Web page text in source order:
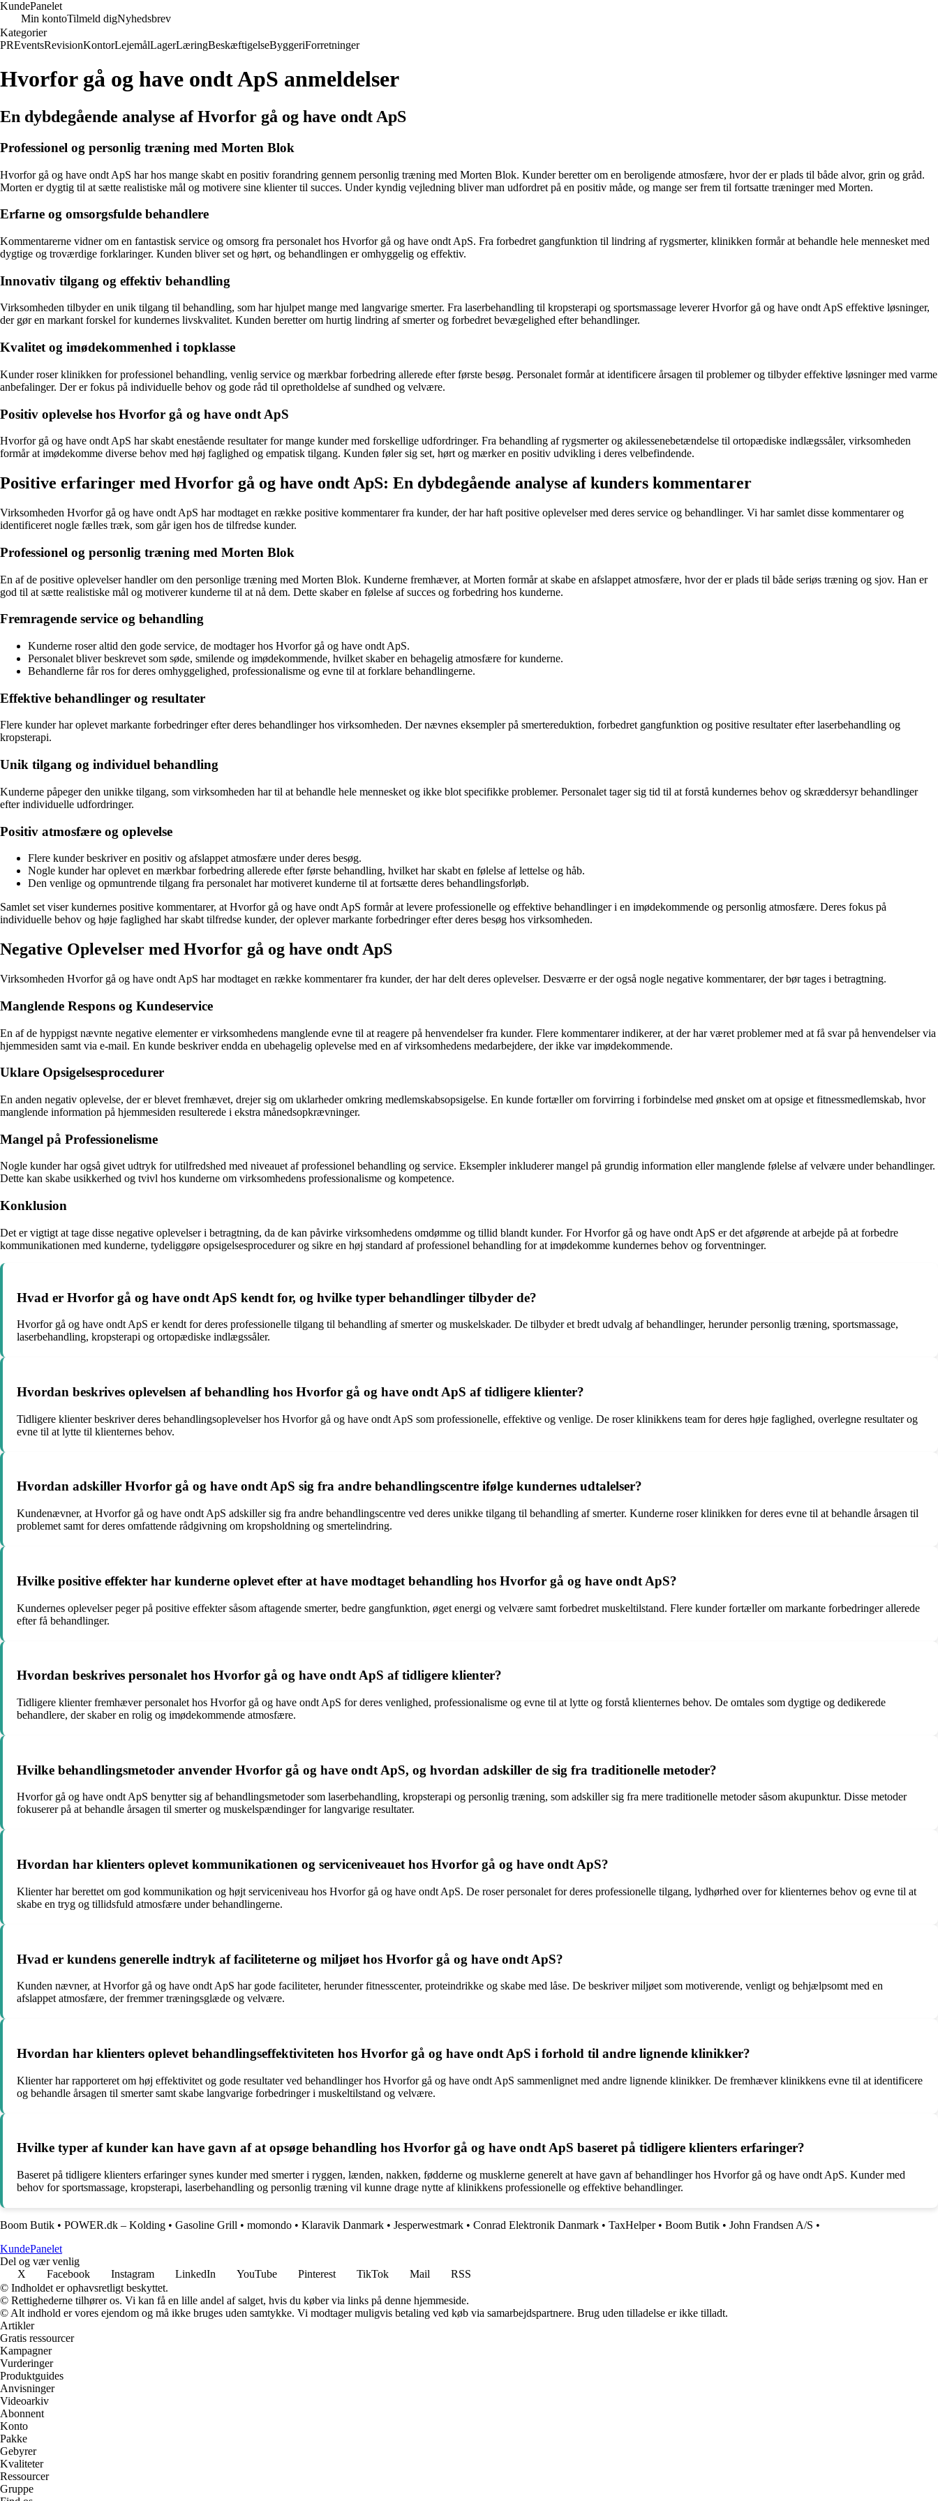
KundePanelet
Min kontoTilmeld digNyhedsbrev
Kategorier
PREventsRevisionKontorLejemålLagerLæringBeskæftigelseByggeriForretninger
Hvorfor gå og have ondt ApS anmeldelser
En dybdegående analyse af Hvorfor gå og have ondt ApS
Professionel og personlig træning med Morten Blok
Hvorfor gå og have ondt ApS har hos mange skabt en positiv forandring gennem personlig træning med Morten Blok. Kunder beretter om en beroligende atmosfære, hvor der er plads til både alvor, grin og gråd.
Morten er dygtig til at sætte realistiske mål og motivere sine klienter til succes. Under kyndig vejledning bliver man udfordret på en positiv måde, og mange ser frem til fortsatte træninger med Morten.
Erfarne og omsorgsfulde behandlere
Kommentarerne vidner om en fantastisk service og omsorg fra personalet hos Hvorfor gå og have ondt ApS. Fra forbedret gangfunktion til lindring af rygsmerter, klinikken formår at behandle hele mennesket med
dygtige og troværdige forklaringer. Kunden bliver set og hørt, og behandlingen er omhyggelig og effektiv.
Innovativ tilgang og effektiv behandling
Virksomheden tilbyder en unik tilgang til behandling, som har hjulpet mange med langvarige smerter. Fra laserbehandling til kropsterapi og sportsmassage leverer Hvorfor gå og have ondt ApS effektive løsninger,
der gør en markant forskel for kundernes livskvalitet. Kunden beretter om hurtig lindring af smerter og forbedret bevægelighed efter behandlinger.
Kvalitet og imødekommenhed i topklasse
Kunder roser klinikken for professionel behandling, venlig service og mærkbar forbedring allerede efter første besøg. Personalet formår at identificere årsagen til problemer og tilbyder effektive løsninger med varme
anbefalinger. Der er fokus på individuelle behov og gode råd til opretholdelse af sundhed og velvære.
Positiv oplevelse hos Hvorfor gå og have ondt ApS
Hvorfor gå og have ondt ApS har skabt enestående resultater for mange kunder med forskellige udfordringer. Fra behandling af rygsmerter og akilessenebetændelse til ortopædiske indlægssåler, virksomheden
formår at imødekomme diverse behov med høj faglighed og empatisk tilgang. Kunden føler sig set, hørt og mærker en positiv udvikling i deres velbefindende.
Positive erfaringer med Hvorfor gå og have ondt ApS: En dybdegående analyse af kunders kommentarer
Virksomheden Hvorfor gå og have ondt ApS har modtaget en række positive kommentarer fra kunder, der har haft positive oplevelser med deres service og behandlinger. Vi har samlet disse kommentarer og
identificeret nogle fælles træk, som går igen hos de tilfredse kunder.
Professionel og personlig træning med Morten Blok
En af de positive oplevelser handler om den personlige træning med Morten Blok. Kunderne fremhæver, at Morten formår at skabe en afslappet atmosfære, hvor der er plads til både seriøs træning og sjov. Han er
god til at sætte realistiske mål og motiverer kunderne til at nå dem. Dette skaber en følelse af succes og forbedring hos kunderne.
Fremragende service og behandling
Kunderne roser altid den gode service, de modtager hos Hvorfor gå og have ondt ApS.
Personalet bliver beskrevet som søde, smilende og imødekommende, hvilket skaber en behagelig atmosfære for kunderne.
Behandlerne får ros for deres omhyggelighed, professionalisme og evne til at forklare behandlingerne.
Effektive behandlinger og resultater
Flere kunder har oplevet markante forbedringer efter deres behandlinger hos virksomheden. Der nævnes eksempler på smertereduktion, forbedret gangfunktion og positive resultater efter laserbehandling og
kropsterapi.
Unik tilgang og individuel behandling
Kunderne påpeger den unikke tilgang, som virksomheden har til at behandle hele mennesket og ikke blot specifikke problemer. Personalet tager sig tid til at forstå kundernes behov og skræddersyr behandlinger
efter individuelle udfordringer.
Positiv atmosfære og oplevelse
Flere kunder beskriver en positiv og afslappet atmosfære under deres besøg.
Nogle kunder har oplevet en mærkbar forbedring allerede efter første behandling, hvilket har skabt en følelse af lettelse og håb.
Den venlige og opmuntrende tilgang fra personalet har motiveret kunderne til at fortsætte deres behandlingsforløb.
Samlet set viser kundernes positive kommentarer, at Hvorfor gå og have ondt ApS formår at levere professionelle og effektive behandlinger i en imødekommende og personlig atmosfære. Deres fokus på
individuelle behov og høje faglighed har skabt tilfredse kunder, der oplever markante forbedringer efter deres besøg hos virksomheden.
Negative Oplevelser med Hvorfor gå og have ondt ApS
Virksomheden Hvorfor gå og have ondt ApS har modtaget en række kommentarer fra kunder, der har delt deres oplevelser. Desværre er der også nogle negative kommentarer, der bør tages i betragtning.
Manglende Respons og Kundeservice
En af de hyppigst nævnte negative elementer er virksomhedens manglende evne til at reagere på henvendelser fra kunder. Flere kommentarer indikerer, at der har været problemer med at få svar på henvendelser via
hjemmesiden samt via e-mail. En kunde beskriver endda en ubehagelig oplevelse med en af virksomhedens medarbejdere, der ikke var imødekommende.
Uklare Opsigelsesprocedurer
En anden negativ oplevelse, der er blevet fremhævet, drejer sig om uklarheder omkring medlemskabsopsigelse. En kunde fortæller om forvirring i forbindelse med ønsket om at opsige et fitnessmedlemskab, hvor
manglende information på hjemmesiden resulterede i ekstra månedsopkrævninger.
Mangel på Professionelisme
Nogle kunder har også givet udtryk for utilfredshed med niveauet af professionel behandling og service. Eksempler inkluderer mangel på grundig information eller manglende følelse af velvære under behandlinger.
Dette kan skabe usikkerhed og tvivl hos kunderne om virksomhedens professionalisme og kompetence.
Konklusion
Det er vigtigt at tage disse negative oplevelser i betragtning, da de kan påvirke virksomhedens omdømme og tillid blandt kunder. For Hvorfor gå og have ondt ApS er det afgørende at arbejde på at forbedre
kommunikationen med kunderne, tydeliggøre opsigelsesprocedurer og sikre en høj standard af professionel behandling for at imødekomme kundernes behov og forventninger.
Hvad er Hvorfor gå og have ondt ApS kendt for, og hvilke typer behandlinger tilbyder de?
Hvorfor gå og have ondt ApS er kendt for deres professionelle tilgang til behandling af smerter og muskelskader. De tilbyder et bredt udvalg af behandlinger, herunder personlig træning, sportsmassage,
laserbehandling, kropsterapi og ortopædiske indlægssåler.
Hvordan beskrives oplevelsen af behandling hos Hvorfor gå og have ondt ApS af tidligere klienter?
Tidligere klienter beskriver deres behandlingsoplevelser hos Hvorfor gå og have ondt ApS som professionelle, effektive og venlige. De roser klinikkens team for deres høje faglighed, overlegne resultater og
evne til at lytte til klienternes behov.
Hvordan adskiller Hvorfor gå og have ondt ApS sig fra andre behandlingscentre ifølge kundernes udtalelser?
Kundenævner, at Hvorfor gå og have ondt ApS adskiller sig fra andre behandlingscentre ved deres unikke tilgang til behandling af smerter. Kunderne roser klinikken for deres evne til at behandle årsagen til
problemet samt for deres omfattende rådgivning om kropsholdning og smertelindring.
Hvilke positive effekter har kunderne oplevet efter at have modtaget behandling hos Hvorfor gå og have ondt ApS?
Kundernes oplevelser peger på positive effekter såsom aftagende smerter, bedre gangfunktion, øget energi og velvære samt forbedret muskeltilstand. Flere kunder fortæller om markante forbedringer allerede
efter få behandlinger.
Hvordan beskrives personalet hos Hvorfor gå og have ondt ApS af tidligere klienter?
Tidligere klienter fremhæver personalet hos Hvorfor gå og have ondt ApS for deres venlighed, professionalisme og evne til at lytte og forstå klienternes behov. De omtales som dygtige og dedikerede
behandlere, der skaber en rolig og imødekommende atmosfære.
Hvilke behandlingsmetoder anvender Hvorfor gå og have ondt ApS, og hvordan adskiller de sig fra traditionelle metoder?
Hvorfor gå og have ondt ApS benytter sig af behandlingsmetoder som laserbehandling, kropsterapi og personlig træning, som adskiller sig fra mere traditionelle metoder såsom akupunktur. Disse metoder
fokuserer på at behandle årsagen til smerter og muskelspændinger for langvarige resultater.
Hvordan har klienters oplevet kommunikationen og serviceniveauet hos Hvorfor gå og have ondt ApS?
Klienter har berettet om god kommunikation og højt serviceniveau hos Hvorfor gå og have ondt ApS. De roser personalet for deres professionelle tilgang, lydhørhed over for klienternes behov og evne til at
skabe en tryg og tillidsfuld atmosfære under behandlingerne.
Hvad er kundens generelle indtryk af faciliteterne og miljøet hos Hvorfor gå og have ondt ApS?
Kunden nævner, at Hvorfor gå og have ondt ApS har gode faciliteter, herunder fitnesscenter, proteindrikke og skabe med låse. De beskriver miljøet som motiverende, venligt og behjælpsomt med en
afslappet atmosfære, der fremmer træningsglæde og velvære.
Hvordan har klienters oplevet behandlingseffektiviteten hos Hvorfor gå og have ondt ApS i forhold til andre lignende klinikker?
Klienter har rapporteret om høj effektivitet og gode resultater ved behandlinger hos Hvorfor gå og have ondt ApS sammenlignet med andre lignende klinikker. De fremhæver klinikkens evne til at identificere
og behandle årsagen til smerter samt skabe langvarige forbedringer i muskeltilstand og velvære.
Hvilke typer af kunder kan have gavn af at opsøge behandling hos Hvorfor gå og have ondt ApS baseret på tidligere klienters erfaringer?
Baseret på tidligere klienters erfaringer synes kunder med smerter i ryggen, lænden, nakken, fødderne og musklerne generelt at have gavn af behandlinger hos Hvorfor gå og have ondt ApS. Kunder med
behov for sportsmassage, kropsterapi, laserbehandling og personlig træning vil kunne drage nytte af klinikkens professionelle og effektive behandlinger.
Boom Butik • POWER.dk – Kolding • Gasoline Grill • momondo • Klaravik Danmark • Jesperwestmark • Conrad Elektronik Danmark • TaxHelper• Boom Butik • John Frandsen A/S •
KundePanelet
Del og vær venlig
X
Facebook Instagram LinkedIn YouTube Pinterest TikTok Mail
RSS
© Indholdet er ophavsretligt beskyttet.
© Rettighederne tilhører os. Vi kan få en lille andel af salget, hvis du køber via links på denne hjemmeside.
© Alt indhold er vores ejendom og må ikke bruges uden samtykke. Vi modtager muligvis betaling ved køb via samarbejdspartnere. Brug uden tilladelse er ikke tilladt.
Artikler
Gratis ressourcer
Kampagner
Vurderinger
Produktguides
Anvisninger
Videoarkiv
Abonnent
Konto
Pakke
Gebyrer
Kvaliteter
Ressourcer
Gruppe